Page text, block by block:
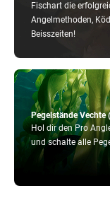
Pegelstände Vechte
Hol dir den Pro
und schalte alle
Fischart die
Angelmethoden,
Beisszeiten!